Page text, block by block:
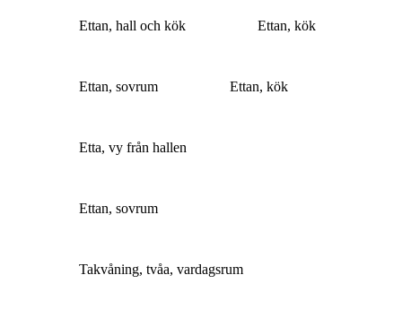
Ettan, hall och kök Ettan, kök
Ettan, sovrum Ettan, kök
Etta, vy från hallen
Ettan, sovrum
Takvåning, tvåa, vardagsrum